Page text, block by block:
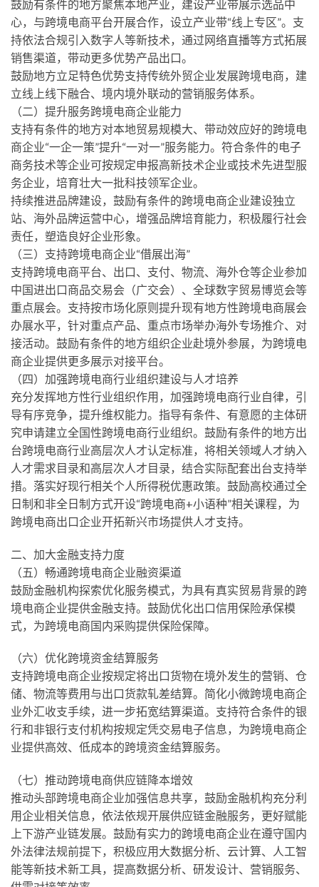
鼓励有条件的地方聚焦本地产业，建设产业带展示选品中
心，与跨境电商平台开展合作，设立产业带“线上专区”。支
持依法合规引入数字人等新技术，通过网络直播等方式拓展
销售渠道，带动更多优势产品出口。
鼓励地方立足特色优势支持传统外贸企业发展跨境电商，建
立线上线下融合、境内境外联动的营销服务体系。
（二）提升服务跨境电商企业能力
支持有条件的地方对本地贸易规模大、带动效应好的跨境电
商企业“一企一策”提升“一对一”服务能力。符合条件的电子
商务技术等企业可按规定申报高新技术企业或技术先进型服
务企业，培育壮大一批科技领军企业。
持续推进品牌建设，鼓励有条件的跨境电商企业建设独立
站、海外品牌运营中心，增强品牌培育能力，积极履行社会
责任，塑造良好企业形象。
（三）支持跨境电商企业“借展出海”
支持跨境电商平台、出口、支付、物流、海外仓等企业参加
中国进出口商品交易会（广交会）、全球数字贸易博览会等
重点展会。支持按市场化原则提升现有地方性跨境电商展会
办展水平，针对重点产品、重点市场举办海外专场推介、对
接活动。鼓励有条件的地方组织企业赴境外参展，为跨境电
商企业提供更多展示对接平台。
（四）加强跨境电商行业组织建设与人才培养
充分发挥地方性行业组织作用，加强跨境电商行业自律，引
导有序竞争，提升维权能力。指导有条件、有意愿的主体研
究申请建立全国性跨境电商行业组织。鼓励有条件的地方出
台跨境电商行业高层次人才认定标准，将相关领域人才纳入
人才需求目录和高层次人才目录，结合实际配套出台支持举
措。落实好现行相关个人所得税优惠政策。鼓励高校通过全
日制和非全日制方式开设“跨境电商+小语种”相关课程，为
跨境电商出口企业开拓新兴市场提供人才支持。
二、加大金融支持力度
（五）畅通跨境电商企业融资渠道
鼓励金融机构探索优化服务模式，为具有真实贸易背景的跨
境电商企业提供金融支持。鼓励优化出口信用保险承保模
式，为跨境电商国内采购提供保险保障。
（六）优化跨境资金结算服务
支持跨境电商企业按规定将出口货物在境外发生的营销、仓
储、物流等费用与出口货款轧差结算。简化小微跨境电商企
业外汇收支手续，进一步拓宽结算渠道。支持符合条件的银
行和非银行支付机构按规定凭交易电子信息，为跨境电商企
业提供高效、低成本的跨境资金结算服务。
（七）推动跨境电商供应链降本增效
推动头部跨境电商企业加强信息共享，鼓励金融机构充分利
用企业相关信息，依法依规开展供应链金融服务，更好赋能
上下游产业链发展。鼓励有实力的跨境电商企业在遵守国内
外法律法规前提下，积极应用大数据分析、云计算、人工智
能等新技术新工具，提高数据分析、研发设计、营销服务、